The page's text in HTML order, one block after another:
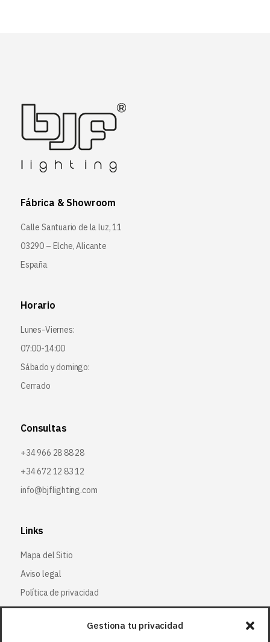
Gestiona tu privacidad
Fábrica & Showroom
Calle Santuario de la luz, 11
03290 – Elche, Alicante
España
Horario
Lunes-Viernes:
07:00-14:00
Sábado y domingo:
Cerrado
Consultas
+34 966 28 88 28
+34 672 12 83 12
info@bjflighting.com
Links
Mapa del Sitio
Aviso legal
Política de privacidad
Política de cookies